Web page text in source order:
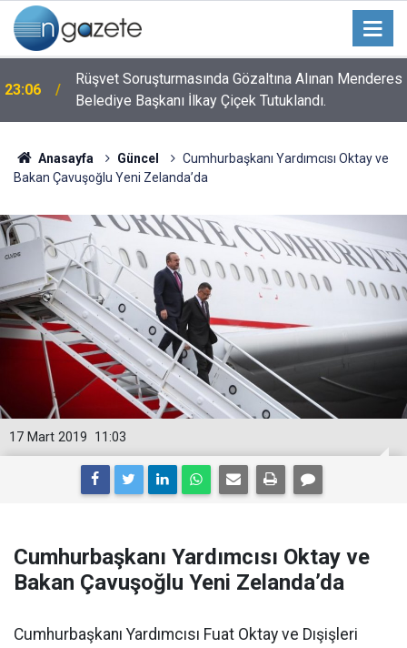
23:06
Rüşvet Soruşturmasında Gözaltına Alınan Menderes
Belediye Başkanı İlkay Çiçek Tutuklandı.
Anasayfa Güncel
Cumhurbaşkanı Yardımcısı Oktay ve
Bakan Çavuşoğlu Yeni Zelanda’da
11:03
17 Mart 2019
Cumhurbaşkanı Yardımcısı Oktay ve
Bakan Çavuşoğlu Yeni Zelanda’da
Cumhurbaşkanı Yardımcısı Fuat Oktay ve Dışişleri